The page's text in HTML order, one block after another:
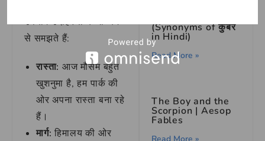
उपयोग उदाहरणों के माध्यम
से समझते हैं:
रास्ता: आज मौसम बहुत
खुशनुमा है, हम पार्क की
ओर अपना रास्ता बना रहे
हैं।
मार्ग: हिमालय की ओर
(Synonyms of कुबेर
in Hindi)
Read More »
The Boy and the
Scorpion | Aesop
Fables
Read More »